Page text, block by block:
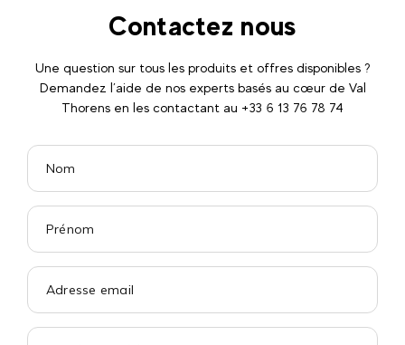
Contactez nous
Une question sur tous les produits et offres disponibles ?
Demandez l’aide de nos experts basés au cœur de Val
Thorens en les contactant au +33 6 13 76 78 74